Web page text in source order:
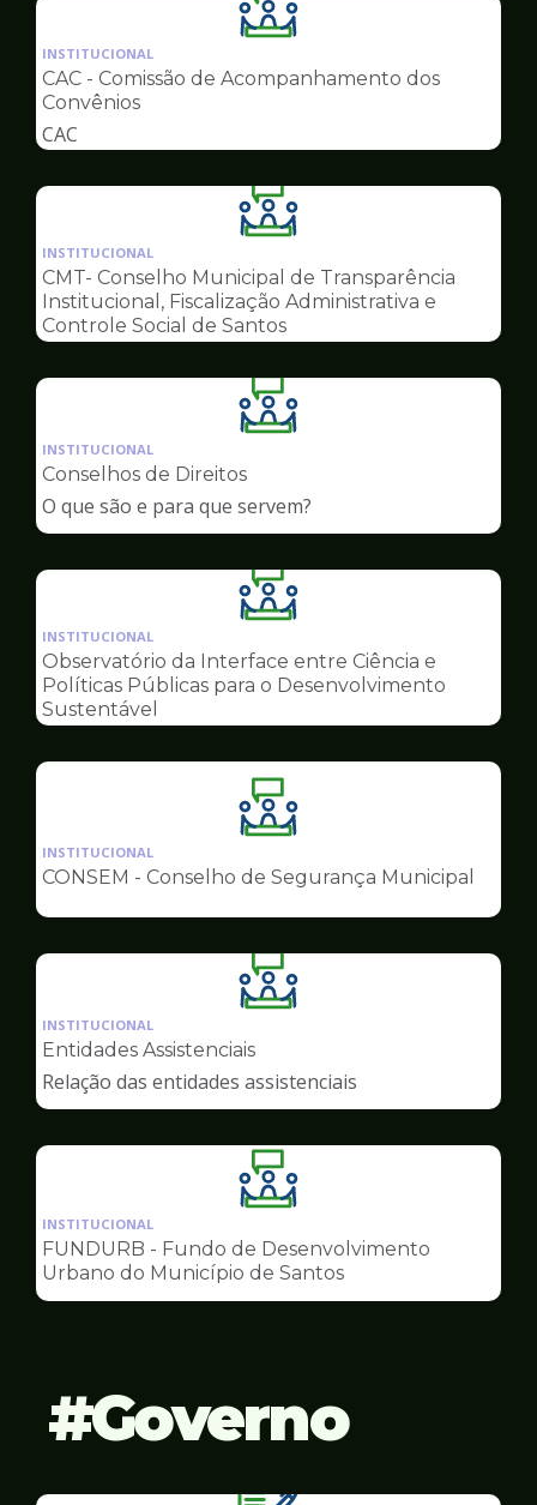
Ilustração
da
pagina
INSTITUCIONAL
CAC - Comissão de Acompanhamento dos
Convênios
CAC
Ilustração
da
pagina
de
Conselhos
INSTITUCIONAL
CMT- Conselho Municipal de Transparência
Institucional, Fiscalização Administrativa e
Controle Social de Santos
Ilustração
da
Conselhos
INSTITUCIONAL
Conselhos de Direitos
O que são e para que servem?
Ilustração
da
pagina
de
INSTITUCIONAL
Observatório da Interface entre Ciência e
Políticas Públicas para o Desenvolvimento
Sustentável
Ilustração
da
pagina
Conselhos
INSTITUCIONAL
CONSEM - Conselho de Segurança Municipal
Ilustração
da
de
Conselhos
INSTITUCIONAL
Entidades Assistenciais
Relação das entidades assistenciais
Ilustração
da
pagina
de
Conselhos
INSTITUCIONAL
FUNDURB - Fundo de Desenvolvimento
Urbano do Município de Santos
Governo